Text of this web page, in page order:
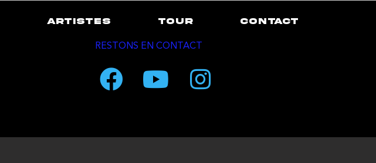
ARTISTES TOUR CONTACT
RESTONS EN CONTACT